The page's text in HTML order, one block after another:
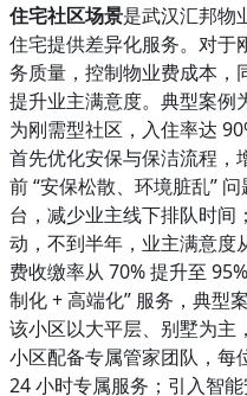
住宅社区场景是武汉汇邦物
住宅提供差异化服务。对于
务质量，控制物业费成本，
提升业主满意度。典型案例
为刚需型社区，入住率达
首先优化安保与保洁流程，
前 “安保松散、环境脏乱”
台，减少业主线下排队时间
动，不到半年，业主满意度
费收缴率从 70% 提升至
制化 + 高端化” 服务，典型
该小区以大平层、别墅为主
小区配备专属管家团队，每
24 小时专属服务；引入智